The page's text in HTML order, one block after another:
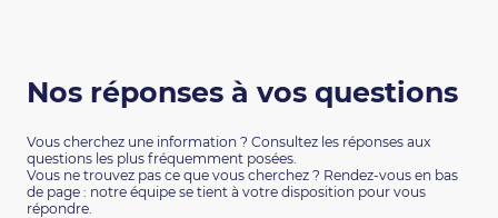
Nos réponses à vos questions
Vous cherchez une information ? Consultez les réponses aux
questions les plus fréquemment posées.
Vous ne trouvez pas ce que vous cherchez ? Rendez-vous en bas
de page : notre équipe se tient à votre disposition pour vous
répondre.